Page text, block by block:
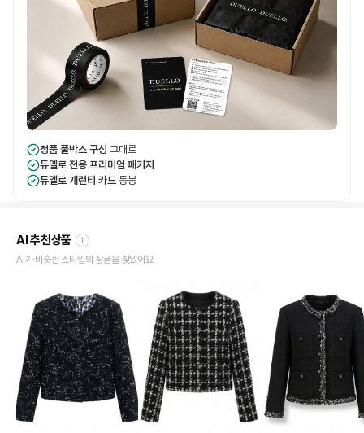
정품 풀박스 구성 그대로
듀엘로 전용 프리미엄 패키지
듀엘로 개런티 카드 동봉
AI 추천상품 i
AI가 비슷한 스타일의 상품을 찾았어요